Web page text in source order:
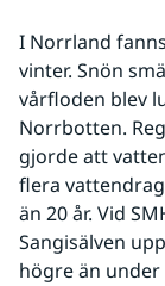
I Norrland
vinter. Snön
vårfloden blev
Norrbotten.
gjorde att
flera
än 20 år. Vid
Sangisälven
högre än